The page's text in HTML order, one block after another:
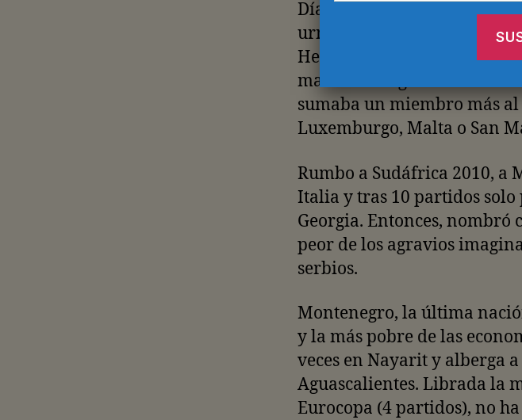
Días antes, los
urnas imitar lo antes hecho
Herzegovina, Macedonia, y
mandar a la goma a los
sumaba un miembro más
Luxemburgo, Malta o San
Rumbo a Sudáfrica 2010, a
Italia y tras 10 partidos solo
Georgia. Entonces, nombró
peor de los agravios
serbios.
Montenegro, la última
y la más pobre de las
veces en Nayarit y alberga
Aguascalientes. Librada la
Eurocopa (4 partidos), no